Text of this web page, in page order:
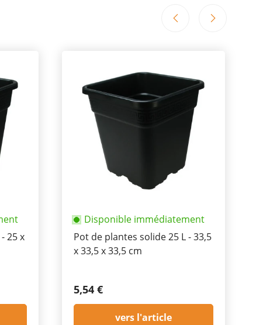
25 x
Disponible immédiatement
Pot de plantes solide 25 L - 33,5
x 33,5 x 33,5 cm
5,54 €
vers l'article